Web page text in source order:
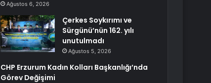
Ağustos 6, 2026
Çerkes Soykırımı ve
Sürgünü’nün 162. yılı
unutulmadı
Ağustos 5, 2026
CHP Erzurum Kadın Kolları Başkanlığı’nda
Görev Değişimi